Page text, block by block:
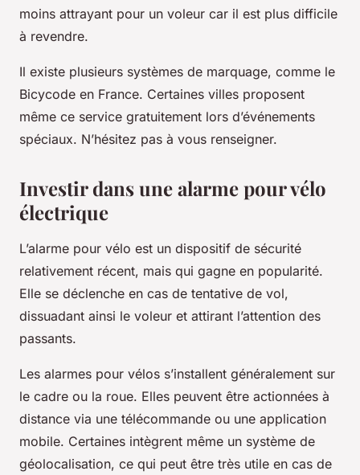
moins attrayant pour un voleur car il est plus difficile
à revendre.
Il existe plusieurs systèmes de marquage, comme le
Bicycode en France. Certaines villes proposent
même ce service gratuitement lors d’événements
spéciaux. N’hésitez pas à vous renseigner.
Investir dans une alarme pour vélo
électrique
L’alarme pour vélo est un dispositif de sécurité
relativement récent, mais qui gagne en popularité.
Elle se déclenche en cas de tentative de vol,
dissuadant ainsi le voleur et attirant l’attention des
passants.
Les alarmes pour vélos s’installent généralement sur
le cadre ou la roue. Elles peuvent être actionnées à
distance via une télécommande ou une application
mobile. Certaines intègrent même un système de
géolocalisation, ce qui peut être très utile en cas de